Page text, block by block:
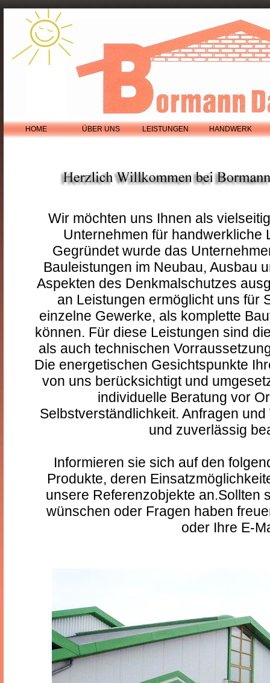
HOME ÜBER UNS LEISTUNGEN HANDWERK
Wir möchten uns Ihnen als
Unternehmen für handwerkliche
Gegründet wurde das
Bauleistungen im Neubau, Ausbau
Aspekten des Denkmalschutzes
an Leistungen ermöglicht uns für
einzelne Gewerke, als komplette
können. Für diese Leistungen sind
als auch technischen
Die energetischen Gesichtspunkte
von uns berücksichtigt und
individuelle Beratung vor
Selbstverständlichkeit. Anfragen
und zuverlässig
Informieren sie sich auf den
Produkte, deren
unsere Referenzobjekte an.Sollten
wünschen oder Fragen haben
oder Ihre E-